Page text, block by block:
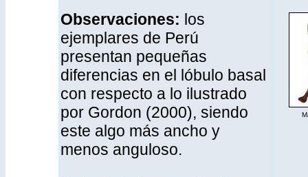
Observaciones: los
ejemplares de Perú
presentan pequeñas
diferencias en el lóbulo basal
con respecto a lo ilustrado
por Gordon (2000), siendo
este algo más ancho y
menos anguloso.